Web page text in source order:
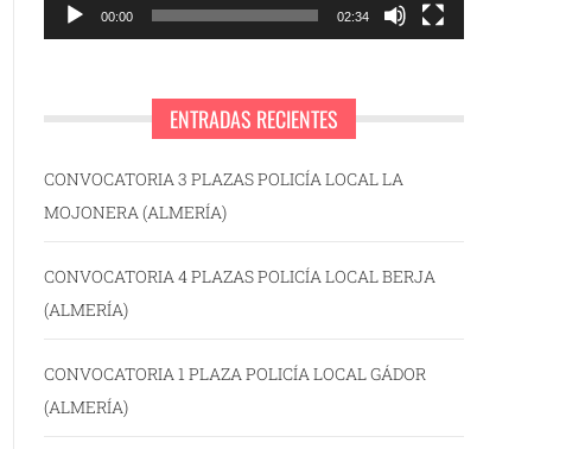
00:00 02:34
ENTRADAS RECIENTES
CONVOCATORIA 3 PLAZAS POLICÍA LOCAL LA
MOJONERA (ALMERÍA)
CONVOCATORIA 4 PLAZAS POLICÍA LOCAL BERJA
(ALMERÍA)
CONVOCATORIA 1 PLAZA POLICÍA LOCAL GÁDOR
(ALMERÍA)